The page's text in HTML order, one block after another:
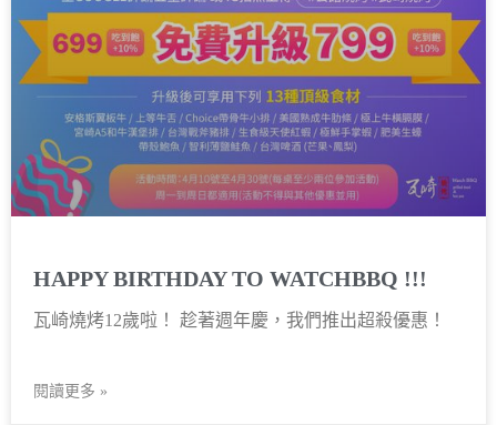
HAPPY BIRTHDAY TO WATCHBBQ !!!
瓦崎燒烤12歲啦！ 趁著週年慶，我們推出超殺優惠！
閱讀更多 »